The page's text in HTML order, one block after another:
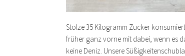
Stolze 35 Kilogramm Zucker
früher ganz vorne mit dabei, wenn es
keine Deniz. Unsere